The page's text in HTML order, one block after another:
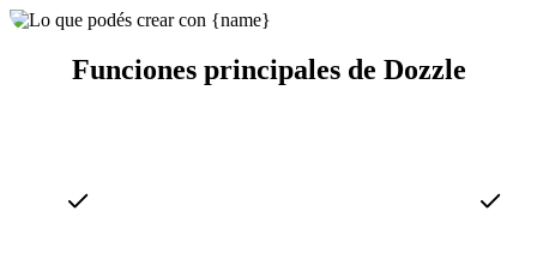
Funciones principales de Dozzle